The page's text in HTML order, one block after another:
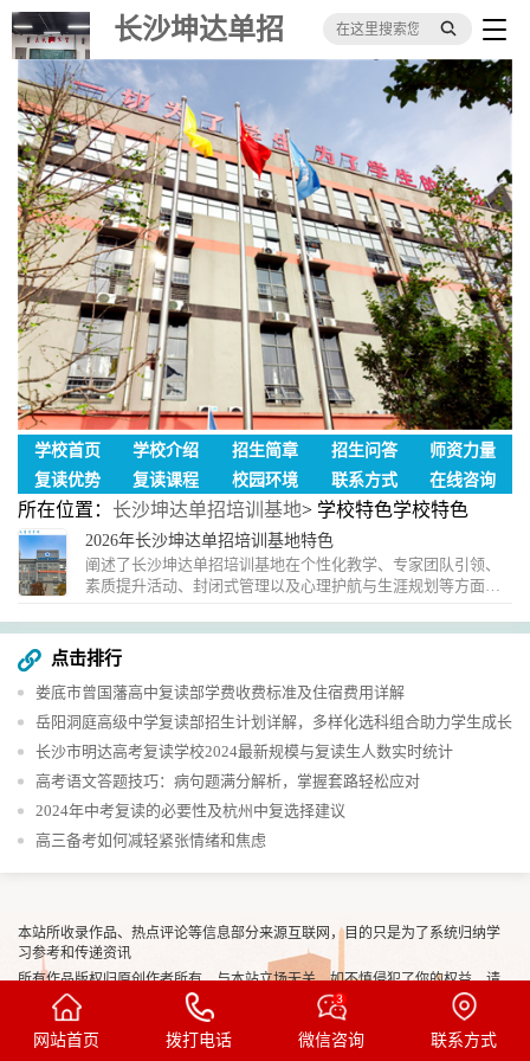
长沙坤达单招
培训基地
学校首页 学校介绍 招生简章 招生问答
师资力量
复读优势
复读课程 校园环境 联系方式 在线咨询
所在位置： 长沙坤达单招培训基地> 学校特色学校特色
2026年长沙坤达单招培训基地特色​
阐述了长沙坤达单招培训基地在个性化教学、专家团队引领、
素质提升活动、封闭式管理以及心理护航与生涯规划等方面的
点击排行
娄底市曾国藩高中复读部学费收费标准及住宿费用详解
岳阳洞庭高级中学复读部招生计划详解，多样化选科组合助力学生成长
长沙市明达高考复读学校2024最新规模与复读生人数实时统计
高考语文答题技巧：病句题满分解析，掌握套路轻松应对
2024年中考复读的必要性及杭州中复选择建议
高三备考如何减轻紧张情绪和焦虑
本站所收录作品、热点评论等信息部分来源互联网，目的只是为了系统归纳学
习参考和传递资讯
所有作品版权归原创作者所有，与本站立场无关，如不慎侵犯了你的权益，请
联系我们50455704
告知，我们将做删除处理！
Copyright © 2022-2032
复读招生网
reserved. 湘ICP备2023024909号-1
网站首页 拨打电话 微信咨询 联系方式